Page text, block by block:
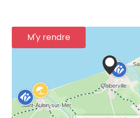
M'y rendre